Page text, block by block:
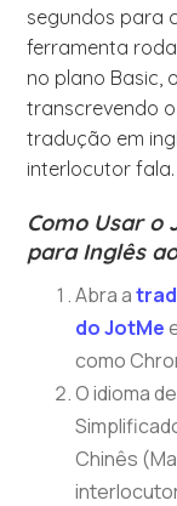
segundos para
ferramenta
no plano Basic,
transcrevendo
tradução em
interlocutor fala.
Como Usar o
para Inglês
Abra a
do JotMe
como
O idioma
Chinês